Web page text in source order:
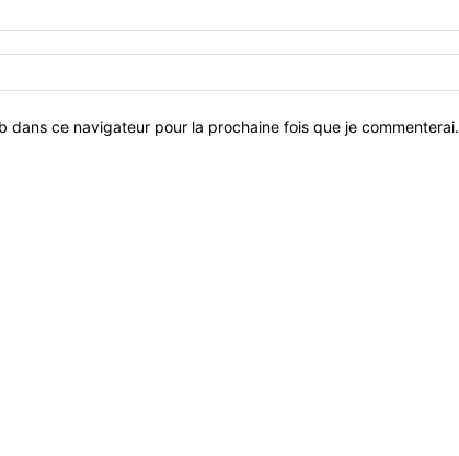
dans ce navigateur pour la prochaine fois que je commenterai.